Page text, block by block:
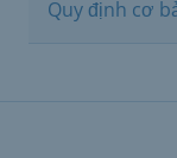
Quy định cơ